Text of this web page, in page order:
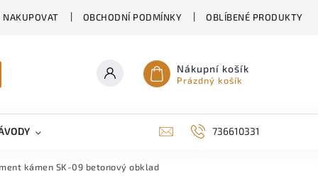
NAKUPOVAT OBCHODNÍ PODMÍNKY OBLÍBENÉ PRODUKTY
Nákupní košík
Prázdný košík
RODINNÉ DOMY EKORD
736610331
kámen SK-09 betonový obklad